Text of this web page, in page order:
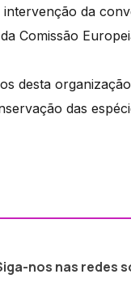
da
Comissão
desta
das
nos nas redes